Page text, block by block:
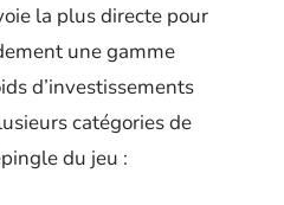
la plus directe pour
une gamme
d’investissements
catégories de
du jeu :